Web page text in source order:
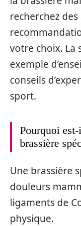
recherchez
votre choix. La
exemple
conseils
sport.
Pourquoi
brassière
Une brassière
douleurs
ligaments de
physique.